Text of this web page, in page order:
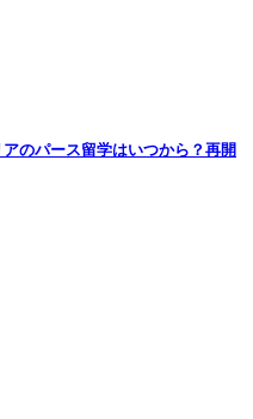
アのパース留学はいつから？再開